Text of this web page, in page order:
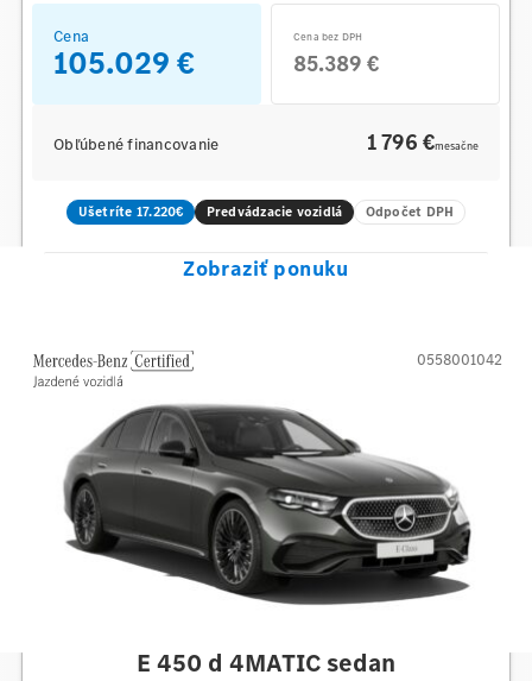
Cena
105.029 €
Cena bez DPH
85.389 €
Obľúbené financovanie 1 796 €mesačne
Ušetríte 17.220€ Predvádzacie vozidlá Odpočet DPH
Zobraziť ponuku
E 450 d 4MATIC sedan
0558001042